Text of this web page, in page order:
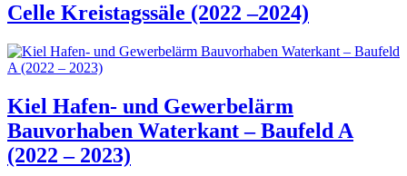
Celle Kreistagssäle (2022 –2024)
Kiel Hafen- und Gewerbelärm
Bauvorhaben Waterkant – Baufeld A
(2022 – 2023)